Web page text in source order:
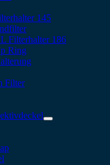
145
Filterhalter 186
Ring
Filter